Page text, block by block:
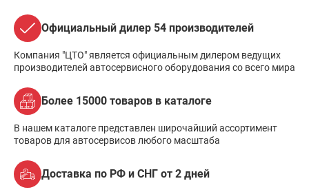
Официальный дилер 54 производителей
Компания "ЦТО" является официальным дилером ведущих
производителей автосервисного оборудования со всего мира
Более 15000 товаров в каталоге
В нашем каталоге представлен широчайший ассортимент
товаров для автосервисов любого масштаба
Доставка по РФ и СНГ от 2 дней